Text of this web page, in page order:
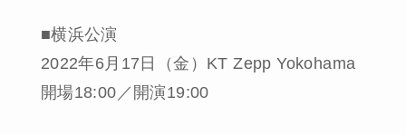
■横浜公演
2022年6月17日（金）KT Zepp Yokohama
開場18:00／開演19:00